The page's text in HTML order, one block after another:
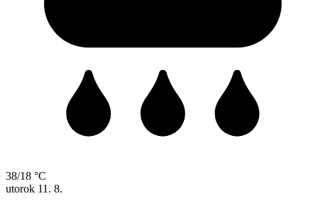
38/18 °C
utorok 11. 8.